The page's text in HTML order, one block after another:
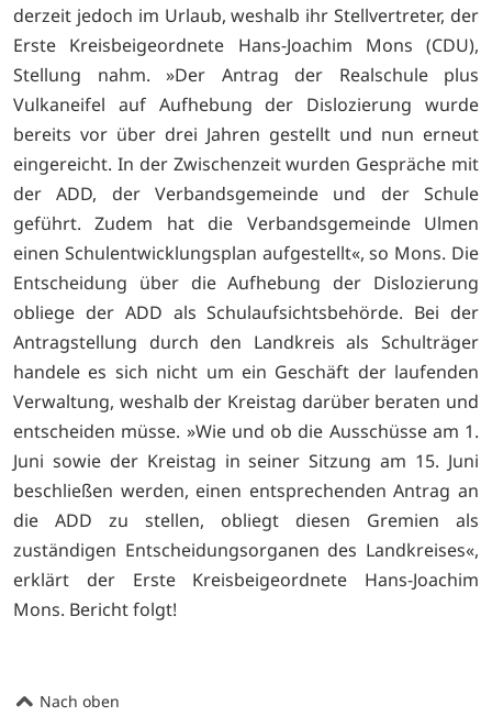
derzeit jedoch im Urlaub, weshalb ihr Stellvertreter, der
Erste Kreisbeigeordnete Hans-Joachim Mons (CDU),
Stellung nahm. »Der Antrag der Realschule plus
Vulkaneifel auf Aufhebung der Dislozierung wurde
bereits vor über drei Jahren gestellt und nun erneut
eingereicht. In der Zwischenzeit wurden Gespräche mit
der ADD, der Verbandsgemeinde und der Schule
geführt. Zudem hat die Verbandsgemeinde Ulmen
einen Schulentwicklungsplan aufgestellt«, so Mons. Die
Entscheidung über die Aufhebung der Dislozierung
obliege der ADD als Schulaufsichtsbehörde. Bei der
Antragstellung durch den Landkreis als Schulträger
handele es sich nicht um ein Geschäft der laufenden
Verwaltung, weshalb der Kreistag darüber beraten und
entscheiden müsse. »Wie und ob die Ausschüsse am 1.
Juni sowie der Kreistag in seiner Sitzung am 15. Juni
beschließen werden, einen entsprechenden Antrag an
die ADD zu stellen, obliegt diesen Gremien als
zuständigen Entscheidungsorganen des Landkreises«,
erklärt der Erste Kreisbeigeordnete Hans-Joachim
Mons. Bericht folgt!
Nach oben